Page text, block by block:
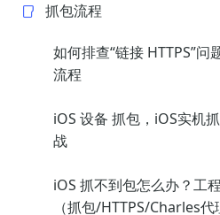
抓包流程
如何排查“链接 HTTPS”
流程
iOS 设备 抓包，iOS实机
战
iOS 抓不到包怎么办？工
（抓包/HTTPS/Charles